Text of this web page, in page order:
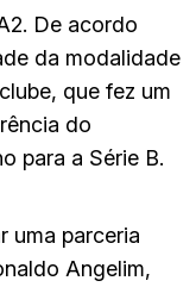
De acordo
da modalidade
que fez um
do
para a Série B.
uma parceria
Angelim,